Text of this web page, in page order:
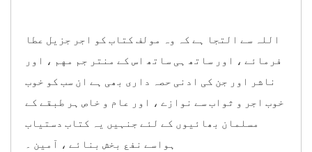
اللہ سے التجا ہے کہ وہ مولف کتاب کو اجر جزیل عطا
فرمائے ، اور ساتھ ہی ساتھ اس کے منتر جم مهم ، اور
ناشر اور جن کی ادنی حصہ داری بھی ہے ان سب کو خوب
خوب اجر و ثواب سے نوازے ، اور عام و خاص ہر طبقے کے
مسلمان بھائیوں کے لئے جنہیں یہ کتاب دستیاب
ہواسے نفع بخش بنائے ، آمین ۔